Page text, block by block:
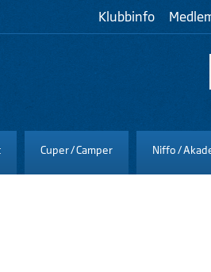
Klubbinfo
Cuper / Camper Niffo /